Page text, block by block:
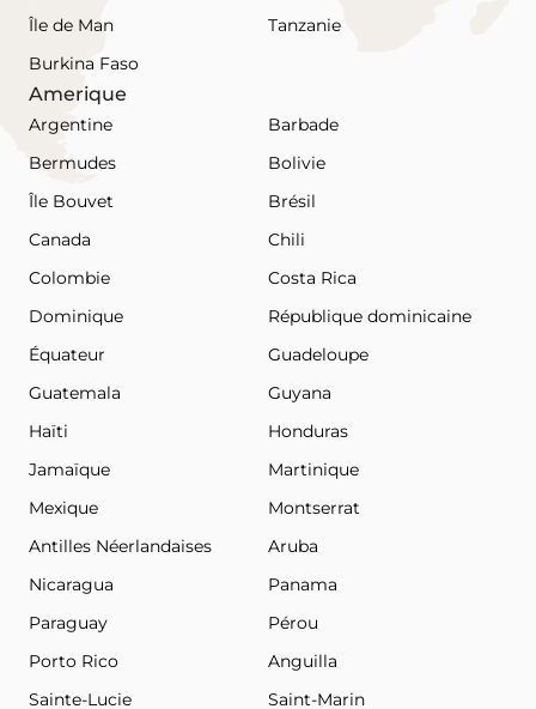
Île de Man
Tanzanie
Burkina Faso
Amerique
Argentine
Barbade
Bermudes
Bolivie
Île Bouvet
Brésil
Canada
Chili
Colombie
Costa Rica
Dominique
République dominicaine
Équateur
Guadeloupe
Guatemala
Guyana
Haïti
Honduras
Jamaïque
Martinique
Mexique
Montserrat
Antilles Néerlandaises
Aruba
Nicaragua
Panama
Paraguay
Pérou
Porto Rico
Anguilla
Sainte-Lucie
Saint-Marin